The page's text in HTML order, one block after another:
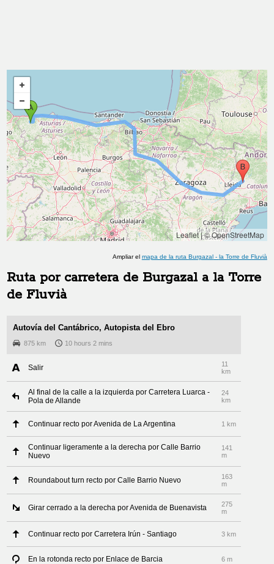
Leaflet|© OpenStreetMap
Ampliar el mapa de la ruta Burgazal- la Torre de Fluvià
Ruta por carretera de Burgazal ala Torre
de Fluvià
Autovía del Cantábrico, Autopista del Ebro
875 km 10 hours 2 mins
Salir
11
km
Al final de la calle a la izquierda por Carretera Luarca -
Pola de Allande
24
km
Continuar recto por Avenida de La Argentina 1 km
Continuar ligeramente a la derecha por Calle Barrio
Nuevo
141
m
Roundabout turn recto por Calle Barrio Nuevo
163
m
Girar cerrado a la derecha por Avenida de Buenavista
275
m
Continuar recto por Carretera Irún - Santiago 3 km
En la rotonda recto por Enlace de Barcia 6 m